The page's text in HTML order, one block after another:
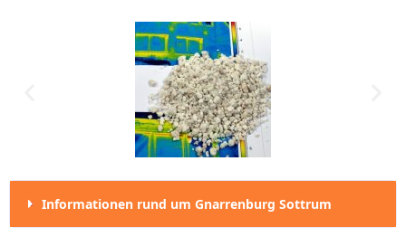
Informationen rund um Gnarrenburg Sottrum